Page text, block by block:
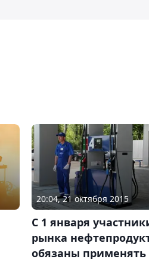
20:04, 21 октября 2015
С 1 января
рынка
обязаны применять